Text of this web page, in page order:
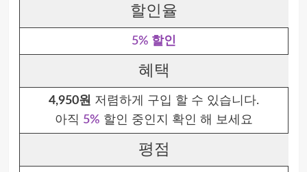
할인율
5% 할인
혜택
4,950원 저렴하게 구입 할 수 있습니다.
아직 5% 할인 중인지 확인 해 보세요
평점